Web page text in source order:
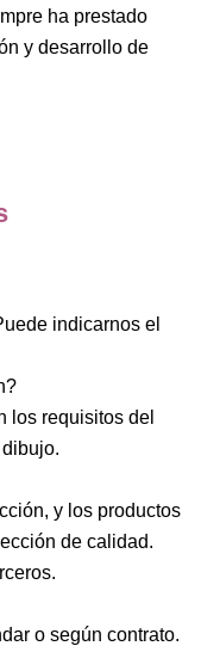
ha prestado
y desarrollo de
indicarnos el
los requisitos del
y los productos
de calidad.
o según contrato.